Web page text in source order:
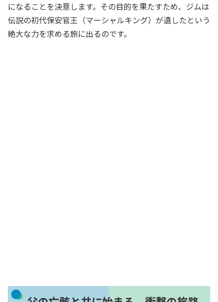
になることを決意します。その目的を果たすため、ジムは
伝説の初代保安官王（マーシャルキング）が遺したという
絶大な力を求める旅に出るのです。